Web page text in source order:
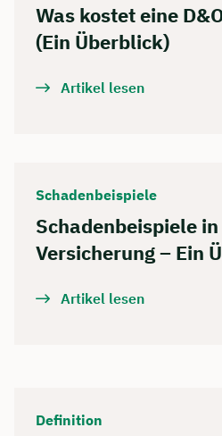
Was kostet eine
(Ein Überblick)
Artikel lesen
Schadenbeispiele
Schadenbeispiele in
Versicherung – Ein
Artikel lesen
Definition